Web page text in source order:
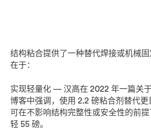
结构粘合提供了一种替代焊接或机械
在于：
实现轻量化 — 汉高在 2022 年一篇关
博客中强调，使用 2.2 磅粘合剂替代更
可在不影响结构完整性或安全性的前
轻 55 磅。